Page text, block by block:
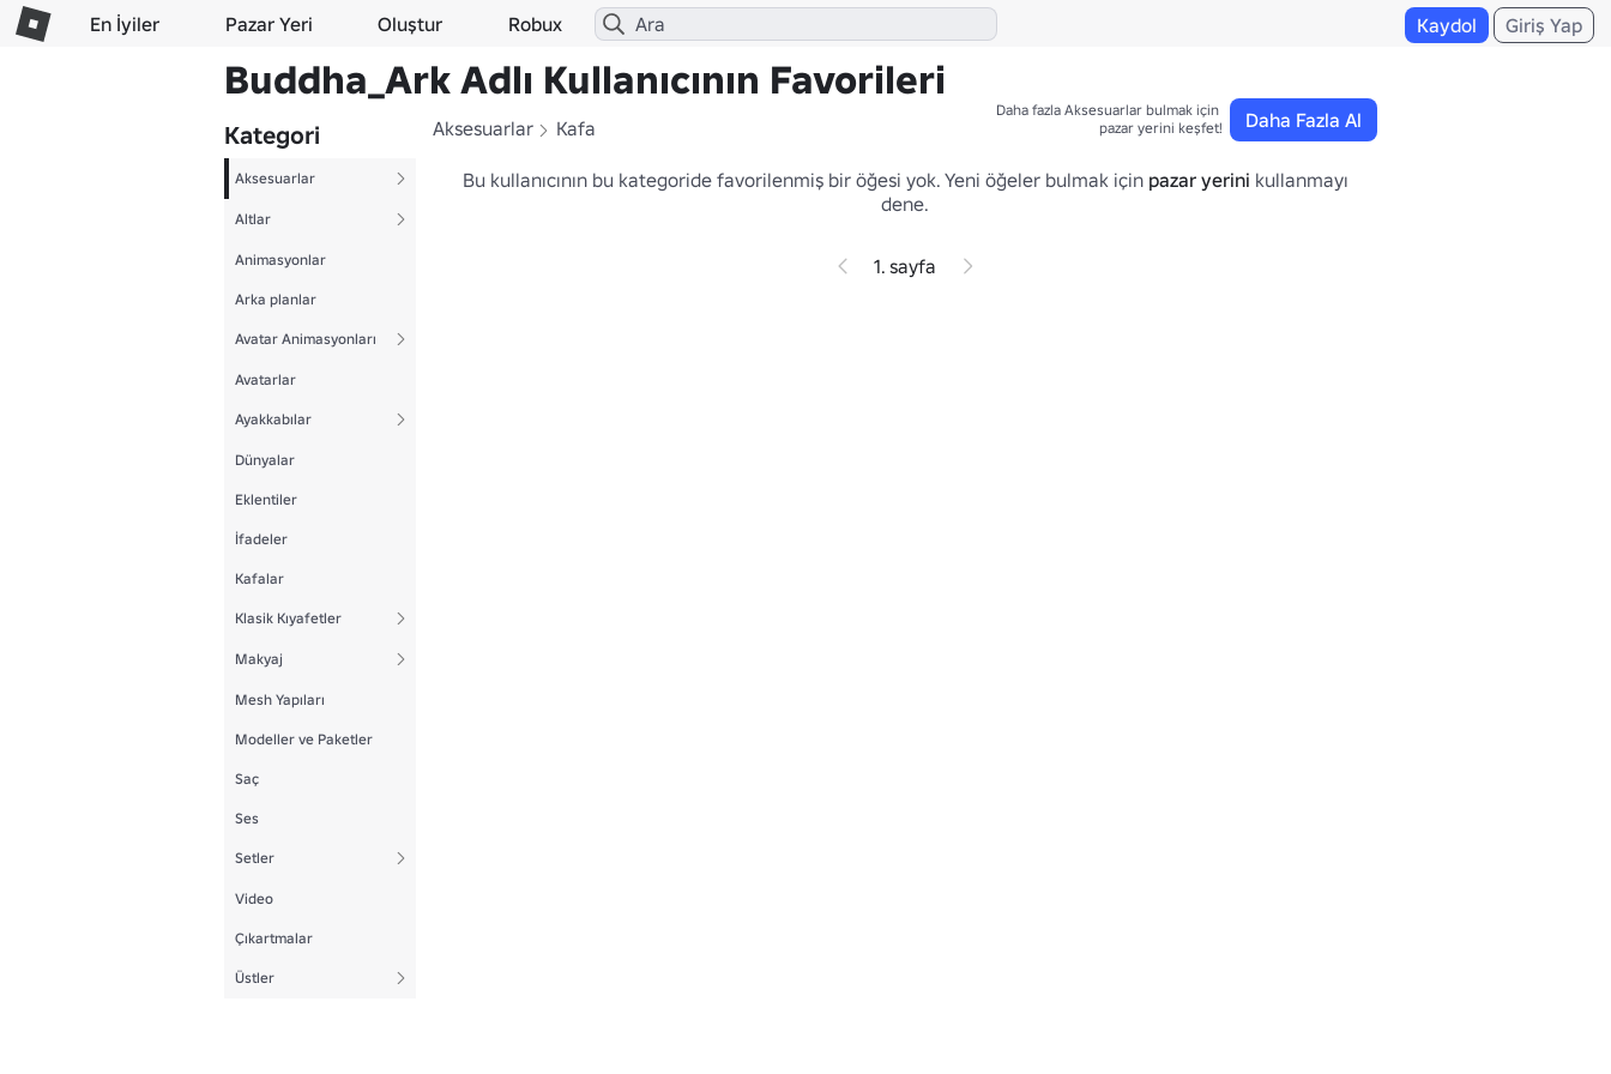
En İyiler Pazar Yeri Oluştur Robux Kaydol Giriş Yap
Buddha_Ark Adlı Kullanıcının Favorileri
Kategori
Aksesuarlar
Altlar
Animasyonlar
Arka planlar
Avatar Animasyonları
Avatarlar
Ayakkabılar
Dünyalar
Eklentiler
İfadeler
Kafalar
Klasik Kıyafetler
Makyaj
Mesh Yapıları
Modeller ve Paketler
Saç
Ses
Setler
Video
Çıkartmalar
Üstler
Aksesuarlar Kafa Daha Fazla Al
Daha fazla Aksesuarlar bulmak için
pazar yerini keşfet!
Bu kullanıcının bu kategoride favorilenmiş bir öğesi yok. Yeni öğeler bulmak için pazar yerini kullanmayı
dene.
1. sayfa